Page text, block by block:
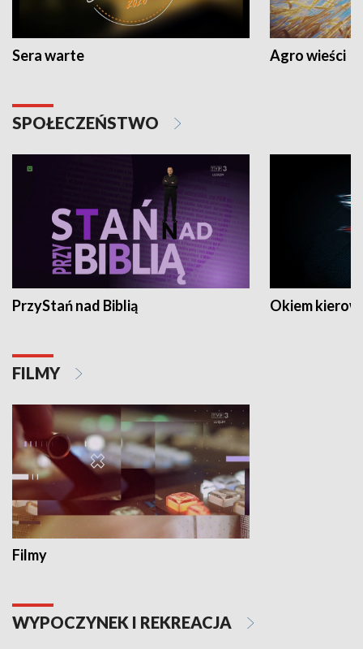
Sera warte Agro wieści
SPOŁECZEŃSTWO
PrzyStań nad Biblią Okiem
FILMY
Filmy
WYPOCZYNEK I REKREACJA